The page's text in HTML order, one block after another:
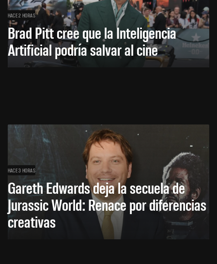
HACE 2 HORAS
Brad Pitt cree que la Inteligencia
Artificial podría salvar al cine
HACE 3 HORAS
Gareth Edwards deja la secuela de
Jurassic World: Renace por diferencias
creativas